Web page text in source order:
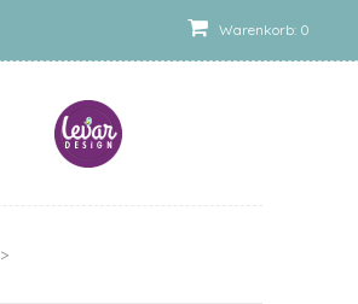
Warenkorb: 0
>